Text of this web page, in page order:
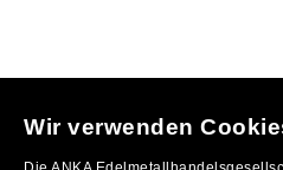
Wir verwenden